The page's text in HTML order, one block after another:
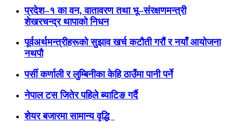
प्रदेश–१ का वन, वातावरण तथा भू–संरक्षणमन्त्री
शेखरचन्द्र थापाको निधन
पूर्वअर्थमन्त्रीहरूको सुझाव खर्च कटौती गरौं र नयाँ आयोजना
नथपौ
पर्सी कर्णाली र लुम्बिनीका केहि ठाउँमा पानी पर्ने
नेपाल टस जितेर पहिले ब्याटिङ गर्दै
शेयर बजारमा सामान्य वृद्धि